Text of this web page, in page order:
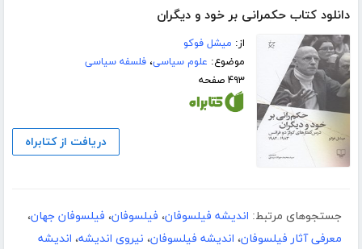
دانلود کتاب حکمرانی بر خود و دیگران
از: میشل فوکو
موضوع: علوم سیاسی،فلسفه سیاسی
۴۹۳ صفحه
دریافت از کتابراه
جستجوهای مرتبط: اندیشه فیلسوفان، فیلسوفان، فیلسوفان جهان،
معرفی آثار فیلسوفان، اندیشه فیلسوفان، نیروی اندیشه، اندیشه